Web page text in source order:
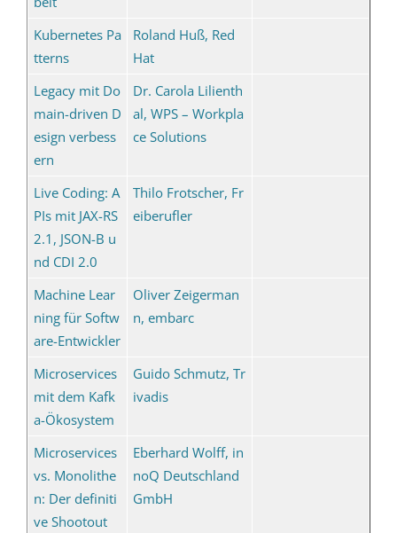
Kubernetes Pa
tterns
Roland Huß, Red
Hat
Legacy mit Do
main-driven D
esign verbess
ern
Dr. Carola Lilienth
al, WPS – Workpla
ce Solutions
Live Coding: A
PIs mit JAX-RS
2.1, JSON-B u
nd CDI 2.0
Thilo Frotscher, Fr
eiberufler
Machine Lear
ning für Softw
are-Entwickler
Oliver Zeigerman
n, embarc
Microservices
mit dem Kafk
a-Ökosystem
Guido Schmutz, Tr
ivadis
Microservices
vs. Monolithe
n: Der definiti
ve Shootout
Eberhard Wolff, in
noQ Deutschland
GmbH